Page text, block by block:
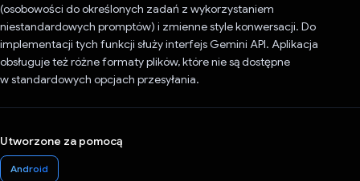
(osobowości do określonych zadań z wykorzystaniem
niestandardowych promptów) i zmienne style konwersacji. Do
implementacji tych funkcji służy interfejs Gemini API. Aplikacja
obsługuje też różne formaty plików, które nie są dostępne
w standardowych opcjach przesyłania.
Utworzone za pomocą
Android